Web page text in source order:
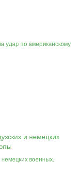
удар по американскому
военных.